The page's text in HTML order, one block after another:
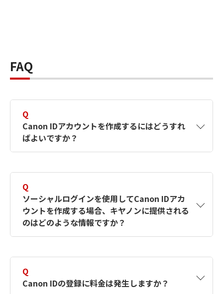
FAQ
Q
Canon IDアカウントを作成するにはどうすれ
ばよいですか？
す。詳しい作成方法は【カメラ】Canon IDとは
何ですか？Canon IDの作成方法は？をご確認く
ださい。
Q
ソーシャルログインを使用してCanon IDアカ
ウントを作成する場合、キヤノンに提供される
のはどのような情報ですか？
択したサービスから取得します。アカウントを
簡単に作成できるように、この情報を使用して
Q
Canon IDの登録に料金は発生しますか？